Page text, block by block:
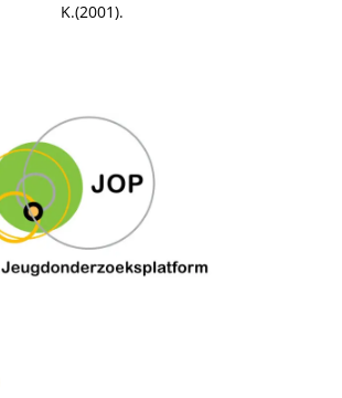
K.(2001).